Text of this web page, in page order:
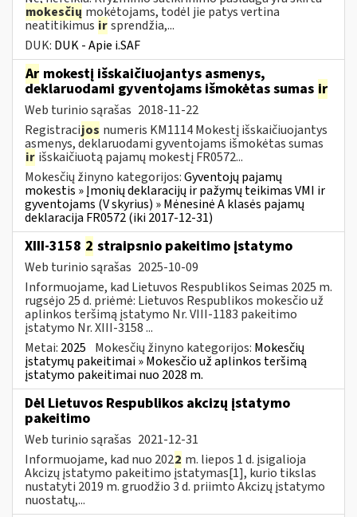
mokesčių mokėtojams, todėl jie patys vertina
neatitikimus irsprendžia,...
DUK: DUK - Apie i.SAF
Ar mokestį išskaičiuojantys asmenys,
deklaruodami gyventojams išmokėtas sumas ir
Web turinio sąrašas 2018-11-22
Registracijos numeris KM1114 Mokestį išskaičiuojantys
asmenys, deklaruodami gyventojams išmokėtas sumas
ir išskaičiuotą pajamų mokestį FR0572...
Mokesčių žinyno kategorijos:Gyventojų pajamų
mokestis » Įmonių deklaracijų ir pažymų teikimas VMI ir
gyventojams (V skyrius) » Mėnesinė A klasės pajamų
deklaracija FR0572 (iki 2017-12-31)
XIII-3158 2 straipsnio pakeitimo įstatymo
Web turinio sąrašas 2025-10-09
Informuojame, kad Lietuvos Respublikos Seimas 2025 m.
rugsėjo 25 d. priėmė: Lietuvos Respublikos mokesčio už
aplinkos teršimą įstatymo Nr. VIII-1183 pakeitimo
įstatymo Nr. XIII-3158 ...
Metai: 2025 Mokesčių žinyno kategorijos: Mokesčių
įstatymų pakeitimai » Mokesčio už aplinkos teršimą
įstatymo pakeitimai nuo 2028 m.
Dėl Lietuvos Respublikos akcizų įstatymo
pakeitimo
Web turinio sąrašas 2021-12-31
Informuojame, kad nuo 2022 m. liepos 1 d. įsigalioja
Akcizų įstatymo pakeitimo įstatymas[1], kurio tikslas
nustatyti 2019 m. gruodžio 3 d. priimto Akcizų įstatymo
nuostatų,...